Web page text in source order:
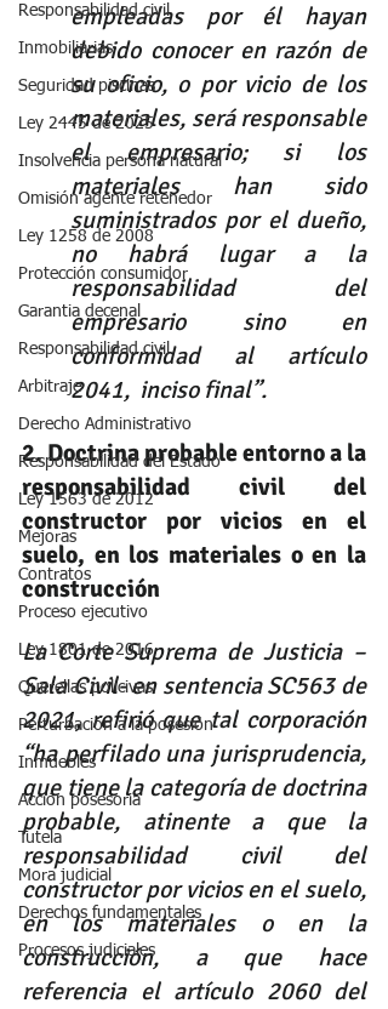
Responsabilidad civil
Inmobiliarias
Seguridad piscinas
Ley 2445 de 2025
Insolvencia persona natural
Omisión agente retenedor
Ley 1258 de 2008
Protección consumidor
Garantia decenal
Responsabilidad civil
Arbitraje
Derecho Administrativo
Responsabilidad del Estado
Ley 1563 de 2012
Mejoras
Contratos
Proceso ejecutivo
Ley 1801 de 2016
Querellas policivas
Perturbación a la posesión
Inmuebles
Acción posesoria
Tutela
Mora judicial
Derechos fundamentales
Procesos judiciales
empleadas por él hayan
debido conocer en razón de
su oficio, o por vicio de los
materiales, será responsable
el empresario; si los
materiales han sido
suministrados por el dueño,
no habrá lugar a la
responsabilidad del
empresario sino en
conformidad al artículo
2041,  inciso final”.
2. Doctrina probable entorno a la
responsabilidad civil del
constructor por vicios en el
suelo, en los materiales o en la
construcción
La Corte Suprema de Justicia –
Sala Civil- en sentencia SC563 de
2021, refirió que tal corporación
“ha perfilado una jurisprudencia,
que tiene la categoría de doctrina
probable, atinente a que la
responsabilidad civil del
constructor por vicios en el suelo,
en los materiales o en la
construcción, a que hace
referencia el artículo 2060 del